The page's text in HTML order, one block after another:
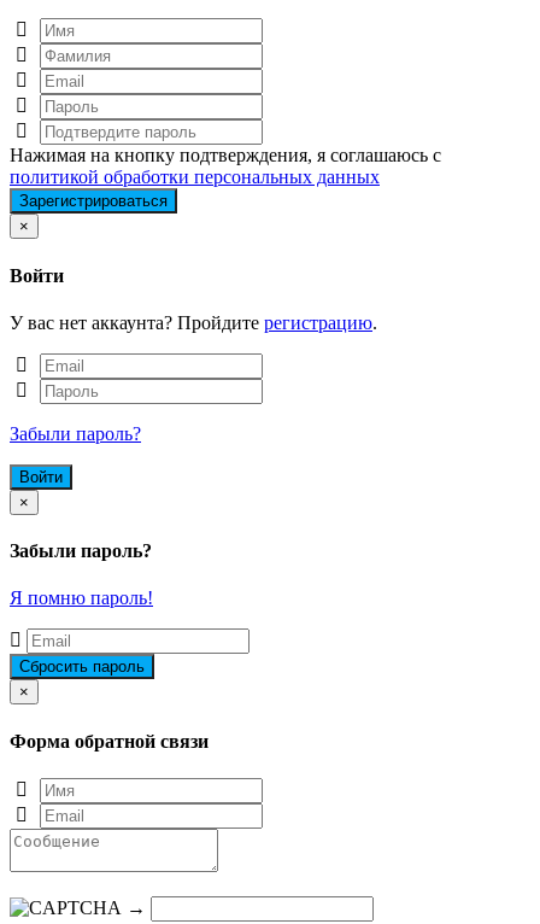
Нажимая на кнопку подтверждения, я соглашаюсь с
политикой обработки персональных данных
×
Войти
У вас нет аккаунта? Пройдите регистрацию.
Забыли пароль?
×
Забыли пароль?
Я помню пароль!
×
Форма обратной связи
→